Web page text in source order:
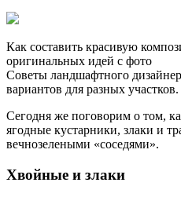
Как составить красивую
оригинальных идей с фото
Советы ландшафтного
вариантов для разных участков.
Сегодня же поговорим о том,
ягодные кустарники, злаки и
вечнозелеными «соседями».
Хвойные и злаки